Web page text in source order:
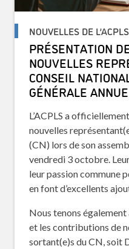
NOUVELLES DE
PRÉSENTATION
NOUVELLES
CONSEIL
GÉNÉRALE
L’ACPLS a
nouvelles
(CN) lors de son
vendredi 3 octobre.
leur passion commune
en font d’excellents
Nous tenons
et les contributions de
sortant(e)s du CN, soit